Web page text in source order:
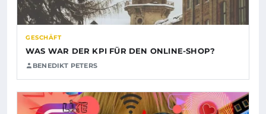
GESCHÄFT
WAS WAR DER KPI FÜR DEN ONLINE-SHOP?
BENEDIKT PETERS